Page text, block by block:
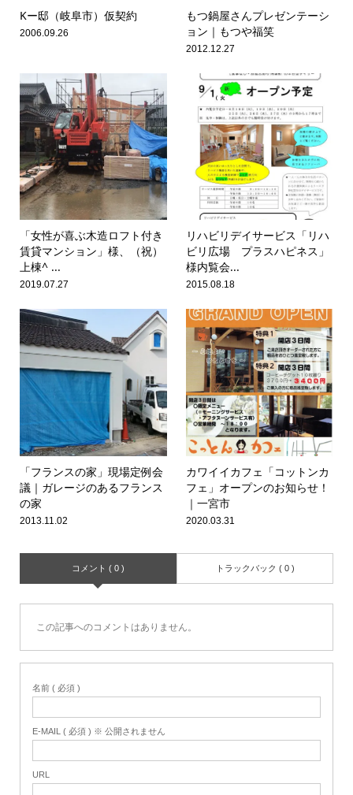
Kー邸（岐阜市）仮契約
2006.09.26
もつ鍋屋さんプレゼンテーシ
ョン｜もつや福笑
2012.12.27
「女性が喜ぶ木造ロフト付き
賃貸マンション」様、（祝）
上棟^ ...
2019.07.27
リハビリデイサービス「リハ
ビリ広場 プラスハピネス」
様内覧会...
2015.08.18
「フランスの家」現場定例会
議｜ガレージのあるフランス
の家
2013.11.02
カワイイカフェ「コットンカ
フェ」オープンのお知らせ！
｜一宮市
2020.03.31
コメント ( 0 ) トラックバック ( 0 )
この記事へのコメントはありません。
名前 ( 必須 )
E-MAIL ( 必須 ) ※ 公開されません
URL